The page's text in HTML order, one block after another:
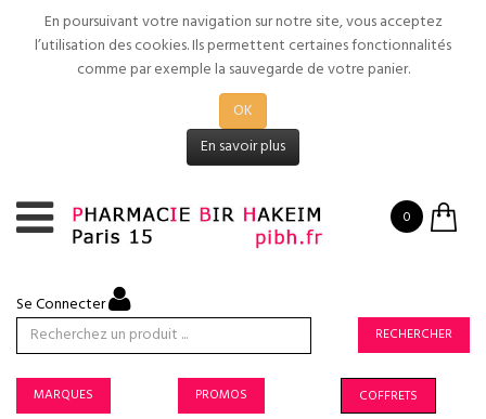
En poursuivant votre navigation sur notre site, vous acceptez
l’utilisation des cookies. Ils permettent certaines fonctionnalités
comme par exemple la sauvegarde de votre panier.
OK
En savoir plus
0
Se Connecter
RECHERCHER
MARQUES PROMOS COFFRETS